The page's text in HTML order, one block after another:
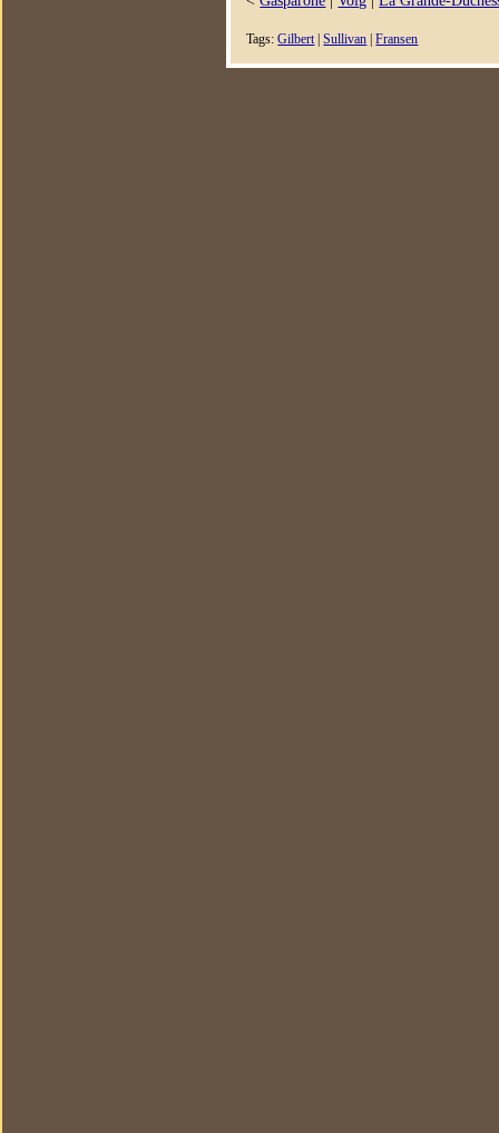
Tags:Gilbert|Sullivan |Fransen